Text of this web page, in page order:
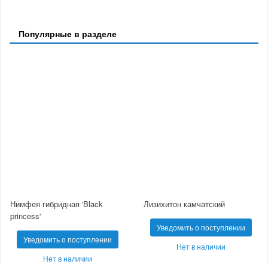
Популярные в разделе
Нимфея гибридная 'Black
princess'
Уведомить о поступлении
Нет в наличии
Лизихитон камчатский
Уведомить о поступлении
Нет в наличии